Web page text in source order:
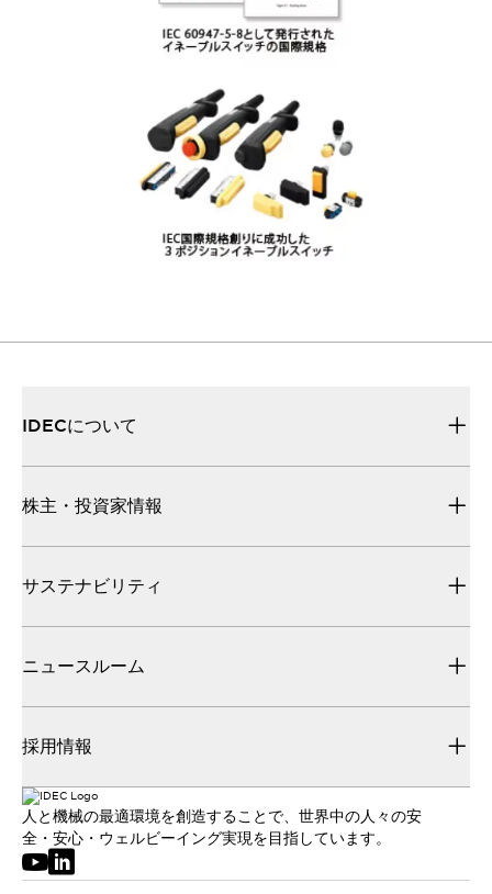
IDECについて
株主・投資家情報
サステナビリティ
ニュースルーム
採用情報
人と機械の最適環境を創造することで、世界中の人々の安
全・安心・ウェルビーイング実現を目指しています。